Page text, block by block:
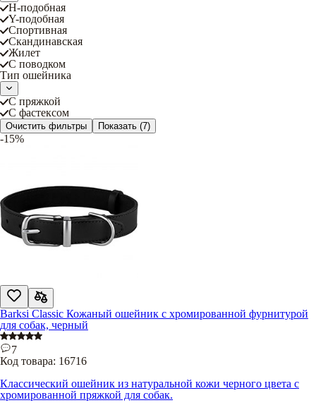
Н-подобная
Y-подобная
Спортивная
Скандинавская
Жилет
С поводком
Тип ошейника
С пряжкой
С фастексом
Очистить фильтры Показать (7)
-15%
Barksi Classic Кожаный ошейник с хромированной фурнитурой
для собак, черный
7
Код товара: 16716
Классический ошейник из натуральной кожи черного цвета с
хромированной пряжкой для собак.